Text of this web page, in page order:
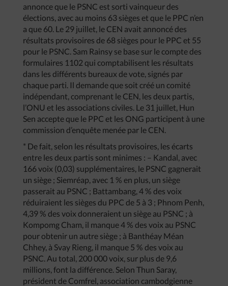
annonce que le PSNC est sorti vainqueur des
élections, avec au moins 63 sièges et que le PPC n’en
a que 60. Le 29 juillet, le CEN avait annoncé des
résultats provisoires de 68 sièges pour le PPC et 55
pour le PSNC. Sam Rainsy se base sur le compte des
formulaires 1102 qui comptabilisent les résultats
dans les différents bureaux de vote, signés par
chaque parti. Il demande que soit créé un comité
indépendant, comprenant le CEN, les deux partis,
l’ONU et les associations civiles. Le 31 juillet, Hun
Sen accepte que le PPC et les ONG participent à une
commission d’enquête menée par le CEN.
* De fait, selon les résultats provisoires, les écarts
entre les deux partis sont minimes : – Kandal, avec
166 voix (0,03) supplémentaires, le PSNC gagnerait
un siège ; Siemréap, avec 1 % en plus, un siège
passerait au PSNC ; Battambang, 4 % des voix
réduiraient les sièges du PPC de 5 à 3 ; Phnom Penh,
4,39 % des voix donneraient un siège au PSNC ; à
Kompomg Cham, il manque 4 % des voix au PSNC
pour obtenir un autre siège ; à Banthéay Méan
Chhey, à Svay Rieng, il manque 5 % des voix au
PSNC. Au total, 200 000 voix, sur plus de 9,6
millions, font la différence. Selon Thun Saray,
président de Comfrel, association cambodgienne